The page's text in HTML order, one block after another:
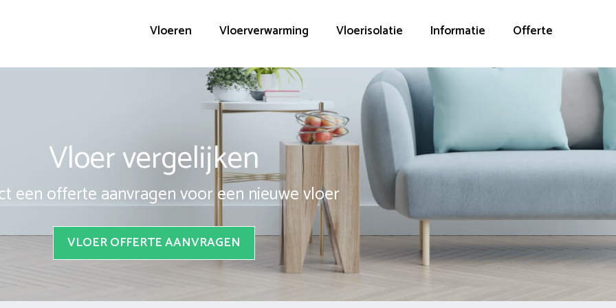
Vloeren Vloerverwarming Vloerisolatie Informatie Offerte
Vloer vergelijken
een offerte aanvragen voor een nieuwe vloer
VLOER OFFERTE AANVRAGEN